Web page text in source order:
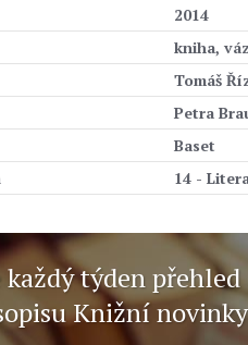
2014
kniha,
Tomáš
Petra
Baset
14 -
týden
Knižní